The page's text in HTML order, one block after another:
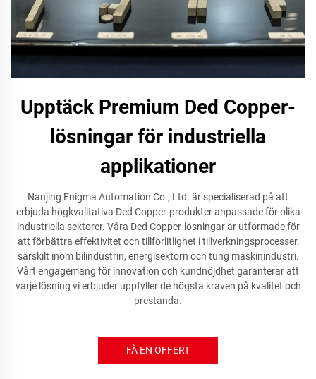
Upptäck Premium Ded Copper-
lösningar för industriella
applikationer
Nanjing Enigma Automation Co., Ltd. är specialiserad på att
erbjuda högkvalitativa Ded Copper-produkter anpassade för olika
industriella sektorer. Våra Ded Copper-lösningar är utformade för
att förbättra effektivitet och tillförlitlighet i tillverkningsprocesser,
särskilt inom bilindustrin, energisektorn och tung maskinindustri.
Vårt engagemang för innovation och kundnöjdhet garanterar att
varje lösning vi erbjuder uppfyller de högsta kraven på kvalitet och
prestanda.
FÅ EN OFFERT